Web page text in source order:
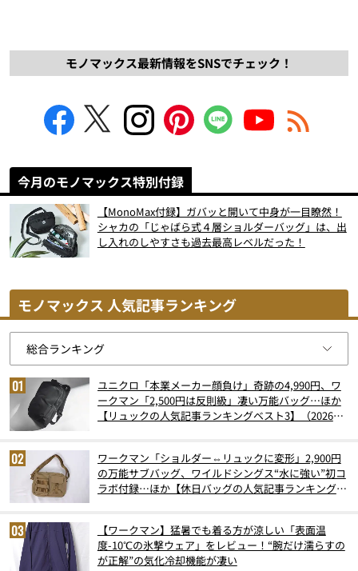
モノマックス最新情報をSNSでチェック！
今月のモノマックス特別付録
【MonoMax付録】ガバッと開いて中身が一目瞭然！
シャカの「じゃばら式４層ショルダーバッグ」は、出
し入れのしやすさも過去最高レベルだった！
モノマックス 人気記事ランキング
ユニクロ「本業メーカー顔負け」奇跡の4,990円、ワ
ークマン「2,500円は反則級」凄い万能バッグ…ほか
【リュックの人気記事ランキングベスト3】（2026年
ワークマン「ショルダー⇔リュックに変形」2,900円
の万能サブバッグ、ワイルドシングス“水に強い”初コ
ラボ付録…ほか【休日バッグの人気記事ランキングベ
【ワークマン】猛暑でも着る方が涼しい「表面温
度-10℃の氷撃ウェア」をレビュー！“腕だけ濡らすの
が正解”の気化冷却機能が凄い